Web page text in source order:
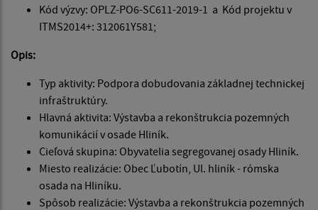
Kód výzvy: OPLZ-PO6-SC611-2019-1 a Kód projektu v
ITMS2014+: 312061Y581;
Opis:
Typ aktivity: Podpora dobudovania základnej technickej
infraštruktúry.
Hlavná aktivita: Výstavba a rekonštrukcia pozemných
komunikácií v osade Hliník.
Cieľová skupina: Obyvatelia segregovanej osady Hliník.
Miesto realizácie: Obec Ľubotín, Ul. hliník - rómska
osada na Hliníku.
Spôsob realizácie: Výstavba a rekonštrukcia pozemných